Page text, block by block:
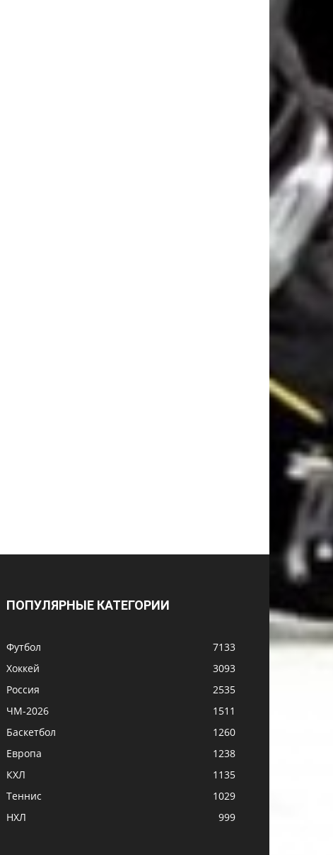
ПОПУЛЯРНЫЕ КАТЕГОРИИ
Футбол
7133
Хоккей
3093
Россия
2535
ЧМ-2026
1511
Баскетбол
1260
Европа
1238
КХЛ
1135
Теннис
1029
НХЛ
999